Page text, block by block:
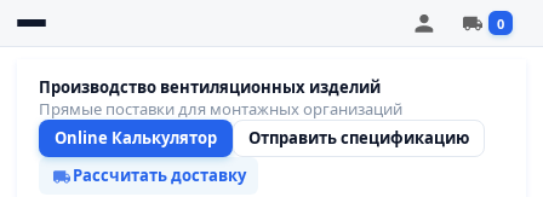
0
Производство вентиляционных изделий
Прямые поставки для монтажных организаций
Online Калькулятор
Отправить спецификацию
Рассчитать доставку